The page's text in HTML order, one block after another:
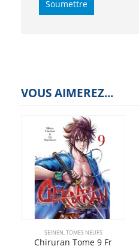
VOUS AIMEREZ...
SEINEN,TOMES NEUFS
Chiruran Tome 9 Fr